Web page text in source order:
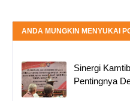
ANDA MUNGKIN MENYUKAI
Sinergi
Pentingnya